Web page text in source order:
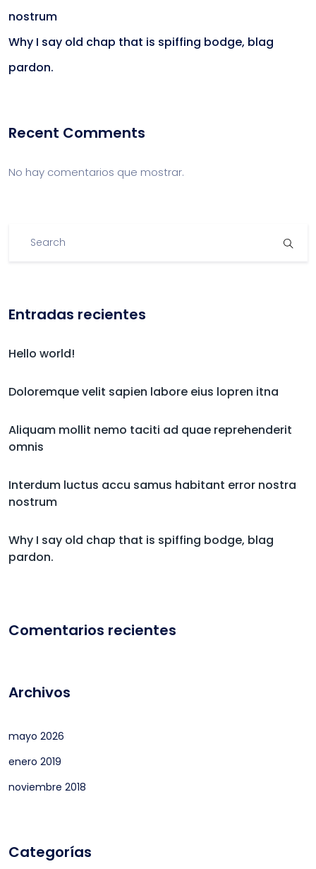
nostrum
Why I say old chap that is spiffing bodge, blag
pardon.
Recent Comments
No hay comentarios que mostrar.
Entradas recientes
Hello world!
Doloremque velit sapien labore eius lopren itna
Aliquam mollit nemo taciti ad quae reprehenderit
omnis
Interdum luctus accu samus habitant error nostra
nostrum
Why I say old chap that is spiffing bodge, blag
pardon.
Comentarios recientes
Archivos
mayo 2026
enero 2019
noviembre 2018
Categorías